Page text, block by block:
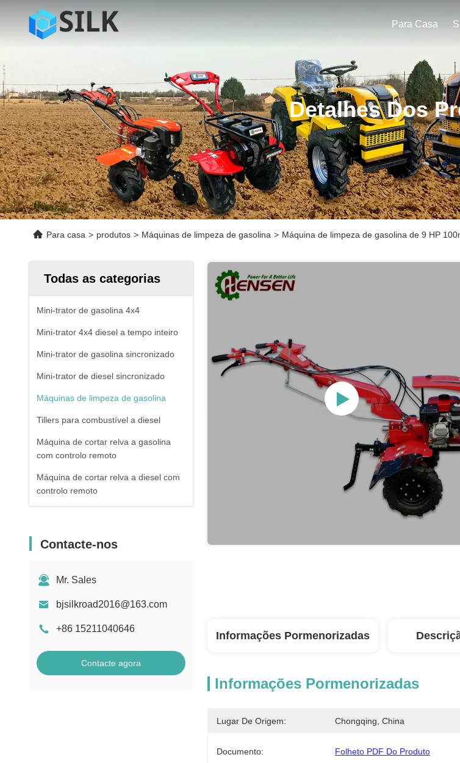
Para Casa
Detalhes Dos
Para casa > produtos > Máquinas de limpeza de gasolina > Máquina de limpeza de gasolina de 9 HP
Todas as categorias
Mini-trator de gasolina 4x4
Mini-trator 4x4 diesel a tempo inteiro
Mini-trator de gasolina sincronizado
Mini-trator de diesel sincronizado
Máquinas de limpeza de gasolina
Tillers para combustível a diesel
Máquina de cortar relva a gasolina
com controlo remoto
Máquina de cortar relva a diesel com
controlo remoto
Contacte-nos
Mr. Sales
bjsilkroad2016@163.com
+86 15211040646
Contacte agora
Informações Pormenorizadas
Informações Pormenorizadas
Lugar De Origem: Chongqing, China
Documento: Folheto PDF Do Produto